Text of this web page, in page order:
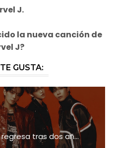
J.
la nueva canción de
J?
GUSTA:
regresa tras dos añ...